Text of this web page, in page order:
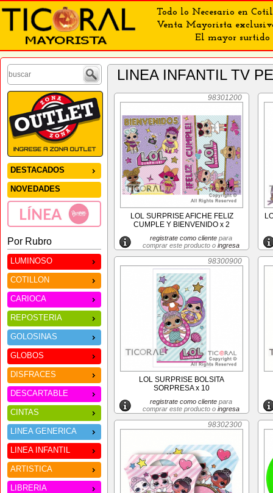
Todo lo Necesario en
Venta Mayorista
El mayor surtido
DESTACADOS
NOVEDADES
Por Rubro
LUMINOSO
COTILLON
CARIOCA
REPOSTERIA
GOLOSINAS
GLOBOS
DISFRACES
DESCARTABLE
CINTAS
LINEA GENERICA
LINEA INFANTIL
ARTISTICA
LIBRERIA
LINEA INFANTIL TV
98301200
LOL SURPRISE AFICHE FELIZ
CUMPLE Y BIENVENIDO x 2
registrate como clientepara
comprar este producto o ingresa
98300900
LOL SURPRISE BOLSITA
SORPRESA x 10
registrate como clientepara
comprar este producto o ingresa
98302300